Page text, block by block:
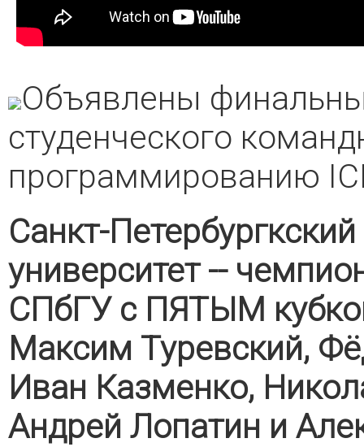
Объявлены
студенческого
программированию
Санкт-
университет --
СПбГУ с ПЯТЫМ
Максим Туревский,
Иван Казменко,
Андрей Лопатин и